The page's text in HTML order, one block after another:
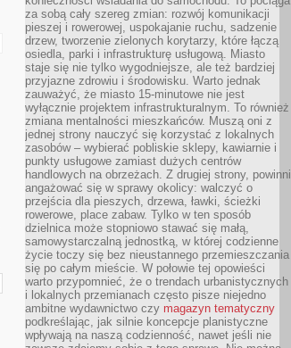
za sobą cały szereg zmian: rozwój komunikacji
pieszej i rowerowej, uspokajanie ruchu, sadzenie
drzew, tworzenie zielonych korytarzy, które łączą
osiedla, parki i infrastrukturę usługową. Miasto
staje się nie tylko wygodniejsze, ale też bardziej
przyjazne zdrowiu i środowisku. Warto jednak
zauważyć, że miasto 15-minutowe nie jest
wyłącznie projektem infrastrukturalnym. To również
zmiana mentalności mieszkańców. Muszą oni z
jednej strony nauczyć się korzystać z lokalnych
zasobów – wybierać pobliskie sklepy, kawiarnie i
punkty usługowe zamiast dużych centrów
handlowych na obrzeżach. Z drugiej strony, powinni
angażować się w sprawy okolicy: walczyć o
przejścia dla pieszych, drzewa, ławki, ścieżki
rowerowe, place zabaw. Tylko w ten sposób
dzielnica może stopniowo stawać się małą,
samowystarczalną jednostką, w której codzienne
życie toczy się bez nieustannego przemieszczania
się po całym mieście. W połowie tej opowieści
warto przypomnieć, że o trendach urbanistycznych
i lokalnych przemianach często pisze niejedno
ambitne wydawnictwo czy magazyn tematyczny
podkreślając, jak silnie koncepcje planistyczne
wpływają na naszą codzienność, nawet jeśli nie